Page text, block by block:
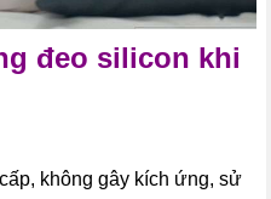
đeo silicon khi
không gây kích ứng, sử